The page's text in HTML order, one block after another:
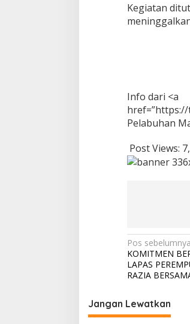
i
d
s
Kegiatan
Info dari <a
Pelabuhan
Post Views:
N
a
v
i
g
Pos sebelumnya
KOMITMEN
LAPAS
RAZIA
Jangan Lewatkan